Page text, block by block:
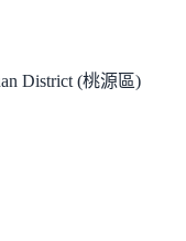
District (桃源區)